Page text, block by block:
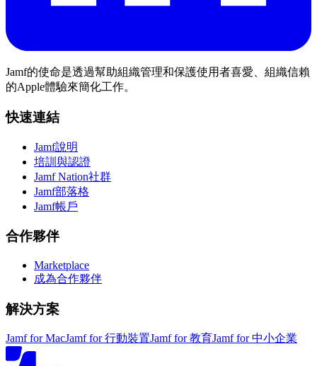
Jamf的使命是透過幫助組織管理和保護使用者喜愛、組織信賴
的Apple體驗來簡化工作。
快速連結
Jamf說明
培訓與認證
Jamf Nation社群
Jamf部落格
Jamf帳戶
合作夥伴
Marketplace
成為合作夥伴
解決方案
Jamf for MacJamf for 行動裝置Jamf for 教育Jamf for 中小企業